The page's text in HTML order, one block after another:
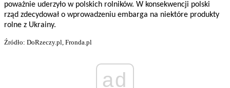
poważnie uderzyło w polskich rolników. W konsekwencji polski
rząd zdecydował o wprowadzeniu embarga na niektóre produkty
rolne z Ukrainy.
Źródło: DoRzeczy.pl, Fronda.pl
ad